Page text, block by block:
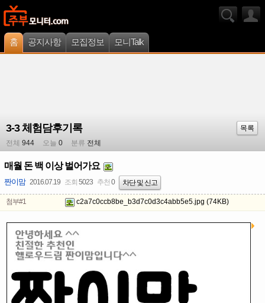
홈 공지사항 모집정보 모니Talk
3-3 체험담후기록
목록
전체 944 오늘 0 분류 전체
매월 돈 백 이상 벌어가요
짠이맘 2016.07.19 조회 5023 추천 0 차단 및 신고
첨부#1 c2a7c0ccb8be_b3d7c0d3c4abb5e5.jpg (74KB)